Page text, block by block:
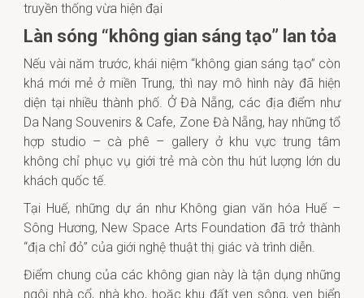
truyền thống vừa hiện đại
Làn sóng “không gian sáng tạo” lan tỏa
Nếu vài năm trước, khái niệm “không gian sáng tạo” còn
khá mới mẻ ở miền Trung, thì nay mô hình này đã hiện
diện tại nhiều thành phố. Ở Đà Nẵng, các địa điểm như
Da Nang Souvenirs & Cafe, Zone Đà Nẵng, hay những tổ
hợp studio – cà phê – gallery ở khu vực trung tâm
không chỉ phục vụ giới trẻ mà còn thu hút lượng lớn du
khách quốc tế.
Tại Huế, những dự án như Không gian văn hóa Huế –
Sông Hương, New Space Arts Foundation đã trở thành
“địa chỉ đỏ” của giới nghệ thuật thị giác và trình diễn.
Điểm chung của các không gian này là tận dụng những
ngôi nhà cổ, nhà kho, hoặc khu đất ven sông, ven biển